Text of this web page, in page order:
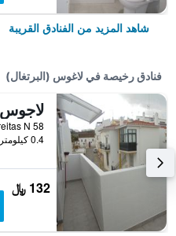
شاهد المزيد من الفنادق القريبة
فنادق رخيصة في لاغوس (البرتغال)
0.4 كيلومتر عن وسط المدينة
132 ﷼